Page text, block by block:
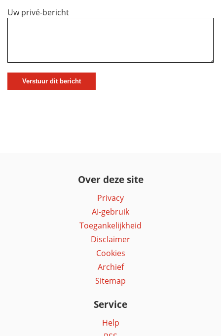
Uw privé-bericht
Over deze site
Privacy
AI-gebruik
Toegankelijkheid
Disclaimer
Cookies
Archief
Sitemap
Service
Help